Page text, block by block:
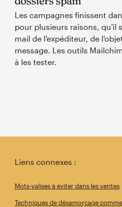
Les campagnes finissent
pour plusieurs raisons, qu'il
mail de l'expéditeur, de
message. Les outils
à les tester.
Liens connexes :
Mots-valises à éviter dans les ventes
Techniques de désamorçage